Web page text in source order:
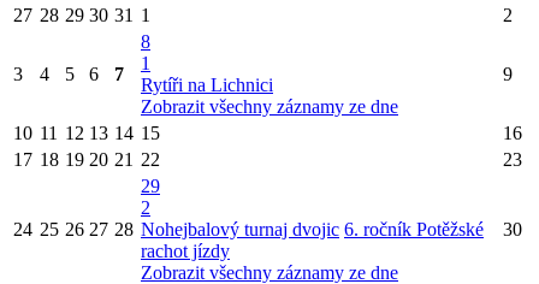
27 28 29 30 31 1 2
3 4 5 6 7
8
1
Rytíři na Lichnici
Zobrazit všechny záznamy ze dne
9
10 11 12 13 14 15
16
17 18 19 20 21 22 23
24 25 26 27 28
29
2
Nohejbalový turnaj dvojic 6. ročník Potěžské
rachot jízdy
Zobrazit všechny záznamy ze dne
30